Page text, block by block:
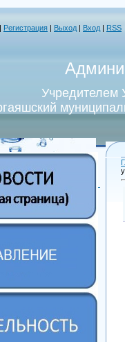
Регистрация Выход Вход RSS
Учредителем